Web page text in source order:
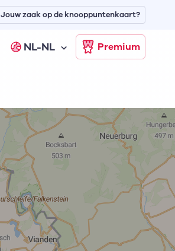
NL-NL Premium
Jouw zaak op de knooppuntenkaart?